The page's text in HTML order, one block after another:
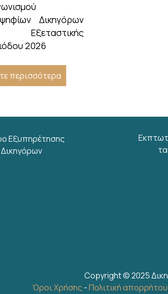
Δικηγόρων
2026
περισσότερα
Εξυπηρέτησης
Δικηγόρων
Copyright © 2025
Όροι Χρήσης -Πολιτική